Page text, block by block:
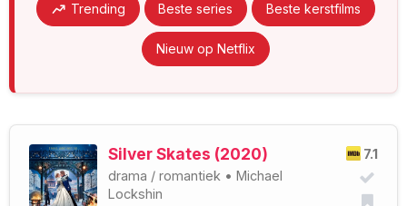
Trending Beste series Beste kerstfilms
Nieuw op Netflix
7.1
Silver Skates (2020)
drama / romantiek • Michael
Lockshin